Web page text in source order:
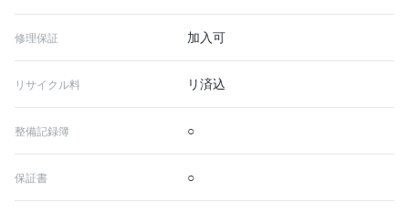
修理保証 加入可
リサイクル料 リ済込
整備記録簿 ○
保証書 ○